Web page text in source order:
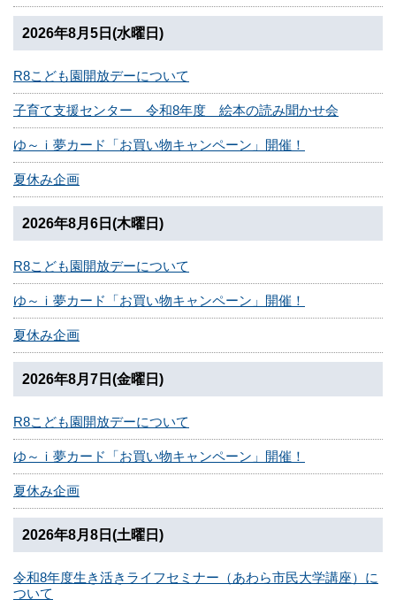
2026年8月5日(水曜日)
R8こども園開放デーについて
子育て支援センター 令和8年度 絵本の読み聞かせ会
ゆ～ｉ夢カード「お買い物キャンペーン」開催！
夏休み企画
2026年8月6日(木曜日)
R8こども園開放デーについて
ゆ～ｉ夢カード「お買い物キャンペーン」開催！
夏休み企画
2026年8月7日(金曜日)
R8こども園開放デーについて
ゆ～ｉ夢カード「お買い物キャンペーン」開催！
夏休み企画
2026年8月8日(土曜日)
令和8年度生き活きライフセミナー（あわら市民大学講座）に
ついて